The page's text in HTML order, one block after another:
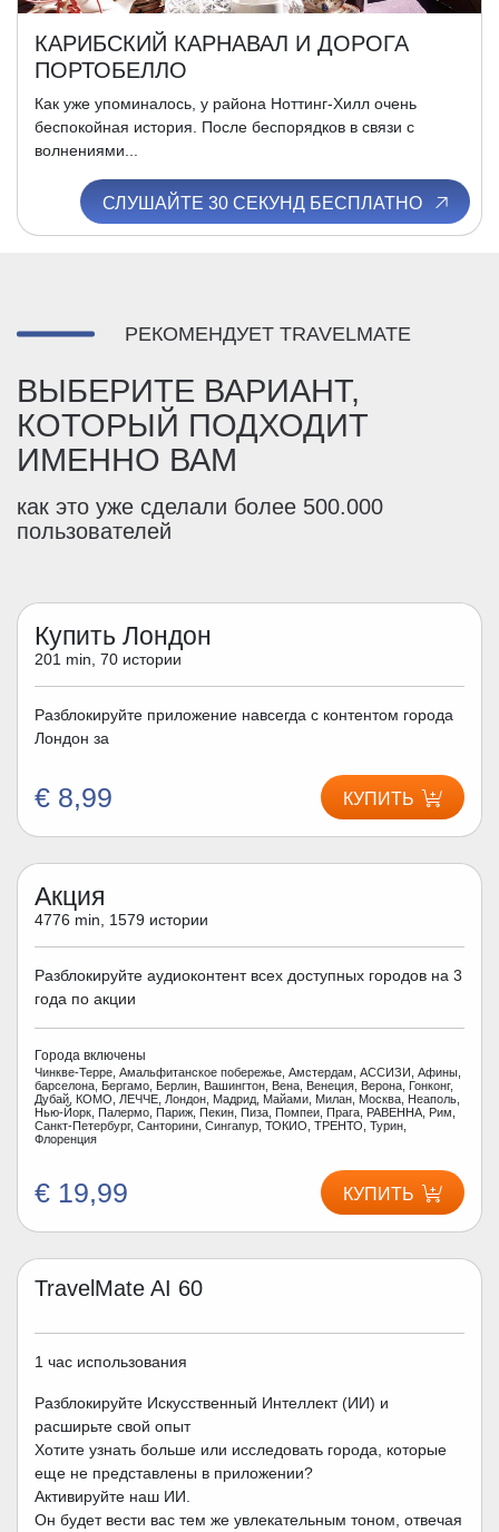
КАРИБСКИЙ КАРНАВАЛ И ДОРОГА
ПОРТОБЕЛЛО
Как уже упоминалось, у района Ноттинг-Хилл очень
беспокойная история. После беспорядков в связи с
волнениями...
СЛУШАЙТЕ 30 СЕКУНД БЕСПЛАТНО
РЕКОМЕНДУЕТ TRAVELMATE
ВЫБЕРИТЕ ВАРИАНТ,
КОТОРЫЙ ПОДХОДИТ
ИМЕННО ВАМ
как это уже сделали более 500.000
пользователей
Купить Лондон
201 min, 70 истории
Разблокируйте приложение навсегда с контентом города
Лондон за
€ 8,99 КУПИТЬ
Акция
4776 min, 1579 истории
Разблокируйте аудиоконтент всех доступных городов на 3
года по акции
Города включены
Чинкве-Терре, Амальфитанское побережье, Амстердам, АССИЗИ, Афины,
барселона, Бергамо, Берлин, Вашингтон, Вена, Венеция, Верона, Гонконг,
Дубай, КОМО, ЛЕЧЧЕ, Лондон, Мадрид, Майами, Милан, Москва, Неаполь,
Нью-Йорк, Палермо, Париж, Пекин, Пиза, Помпеи, Прага, РАВЕННА, Рим,
Санкт-Петербург, Санторини, Сингапур, ТОКИО, ТРЕНТО, Турин,
Флоренция
€ 19,99 КУПИТЬ
TravelMate AI 60
1 час использования
Разблокируйте Искусственный Интеллект (ИИ) и
расширьте свой опыт
Хотите узнать больше или исследовать города, которые
еще не представлены в приложении?
Активируйте наш ИИ.
Он будет вести вас тем же увлекательным тоном, отвечая